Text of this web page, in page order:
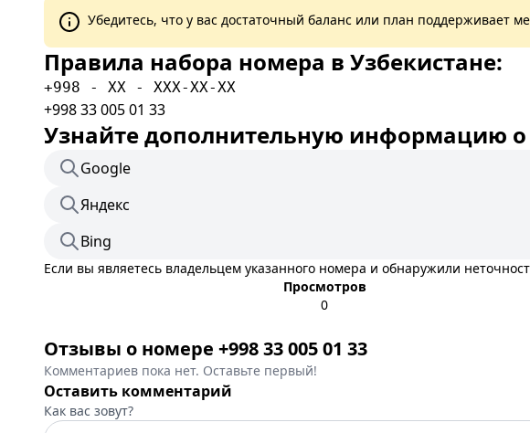
Убедитесь, что у вас достаточный баланс или план поддерживает
Правила набора номера в Узбекистане:
+998 - XX - XXX-XX-XX
+998 33 005 01 33
Узнайте дополнительную информацию о
Google
Яндекс
Bing
Если вы являетесь владельцем указанного номера и обнаружили
Просмотров
0
Отзывы о номере +998 33 005 01 33
Комментариев пока нет. Оставьте первый!
Оставить комментарий
Как вас зовут?